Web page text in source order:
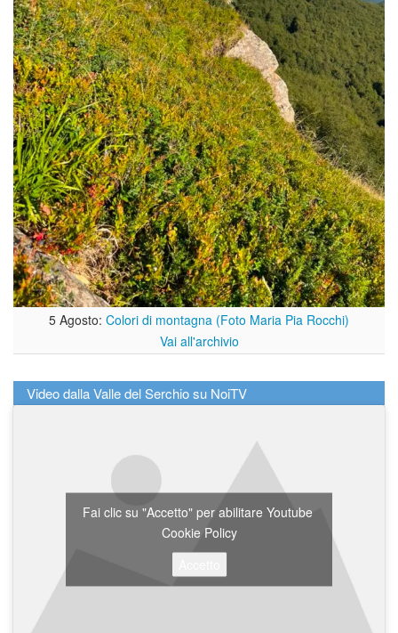
5 Agosto: Colori di montagna (Foto Maria Pia Rocchi)
Vai all'archivio
Video dalla Valle del Serchio su NoiTV
Fai clic su "Accetto" per abilitare Youtube
Cookie Policy